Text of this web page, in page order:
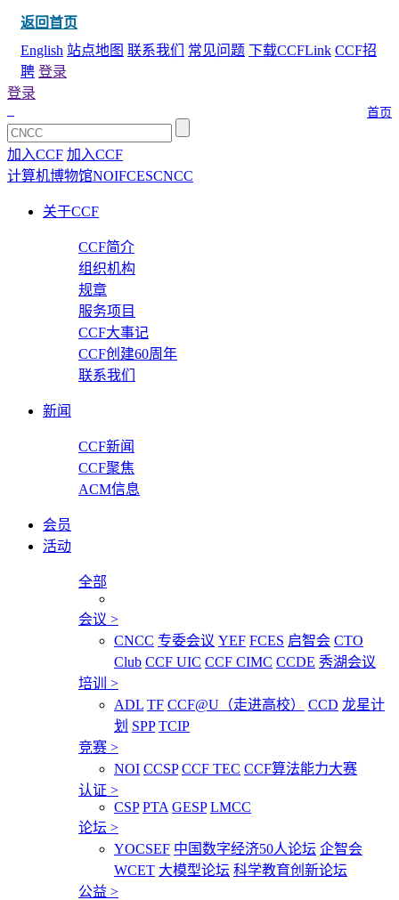
返回首页
English 站点地图 联系我们 常见问题 下载CCFLink CCF招
聘 登录
首页
登录
加入CCF 加入CCF
计算机博物馆NOIFCESCNCC
关于CCF
CCF简介
组织机构
规章
服务项目
CCF大事记
CCF创建60周年
联系我们
新闻
CCF新闻
CCF聚焦
ACM信息
会员
活动
全部
会议 >
CNCC 专委会议 YEF FCES 启智会 CTO
Club CCF UIC CCF CIMC CCDE 秀湖会议
培训 >
ADL TF CCF@U（走进高校） CCD 龙星计
划 SPP TCIP
竞赛 >
NOI CCSP CCF TEC CCF算法能力大赛
认证 >
CSP PTA GESP LMCC
论坛 >
YOCSEF 中国数字经济50人论坛 企智会
WCET 大模型论坛 科学教育创新论坛
公益 >